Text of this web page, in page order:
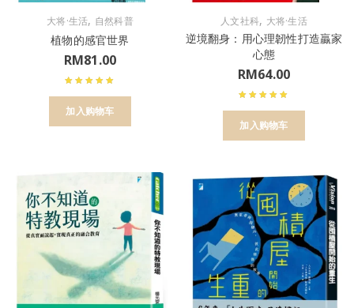
大将·生活, 自然科普
植物的感官世界
RM81.00
加入购物车
人文社科, 大将·生活
逆境翻身：用心理韌性打造贏家
心態
RM64.00
加入购物车